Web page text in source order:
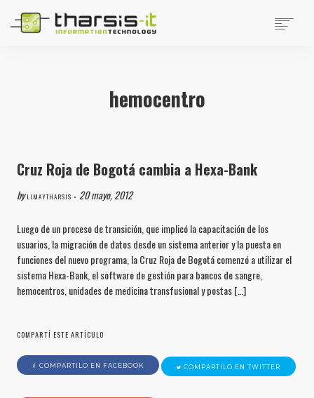
SITIOS DE INTERÉS
CONTACTO
SEARCH
hemocentro
Cruz Roja de Bogotá cambia a Hexa-Bank
by LIMAYTHARSIS • 20 mayo, 2012
Luego de un proceso de transición, que implicó la capacitación de los
usuarios, la migración de datos desde un sistema anterior y la puesta en
funciones del nuevo programa, la Cruz Roja de Bogotá comenzó a utilizar el
sistema Hexa-Bank, el software de gestión para bancos de sangre,
hemocentros, unidades de medicina transfusional y postas […]
COMPARTÍ ESTE ARTÍCULO
COMPARTILO EN FACEBOOK COMPARTILO EN TWITTER